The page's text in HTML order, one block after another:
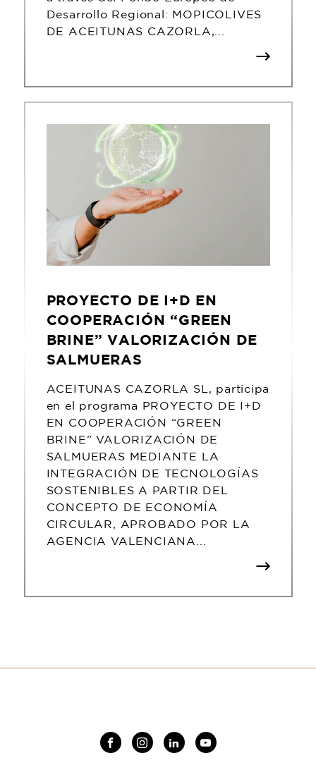
Desarrollo Regional: MOPICOLIVES
DE ACEITUNAS CAZORLA,...
PROYECTO DE I+D EN
COOPERACIÓN “GREEN
BRINE” VALORIZACIÓN DE
SALMUERAS
ACEITUNAS CAZORLA SL, participa
en el programa PROYECTO DE I+D
EN COOPERACIÓN “GREEN
BRINE” VALORIZACIÓN DE
SALMUERAS MEDIANTE LA
INTEGRACIÓN DE TECNOLOGÍAS
SOSTENIBLES A PARTIR DEL
CONCEPTO DE ECONOMÍA
CIRCULAR, APROBADO POR LA
AGENCIA VALENCIANA...